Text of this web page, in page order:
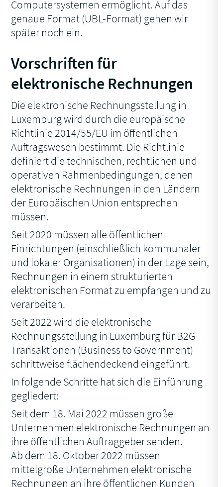
Computersystemen ermöglicht. Auf das
genaue Format (UBL-Format) gehen wir
später noch ein.
Vorschriften für
elektronische Rechnungen
Die elektronische Rechnungsstellung in
Luxemburg wird durch die europäische
Richtlinie 2014/55/EU im öffentlichen
Auftragswesen bestimmt. Die Richtlinie
definiert die technischen, rechtlichen und
operativen Rahmenbedingungen, denen
elektronische Rechnungen in den Ländern
der Europäischen Union entsprechen
müssen.
Seit 2020 müssen alle öffentlichen
Einrichtungen (einschließlich kommunaler
und lokaler Organisationen) in der Lage sein,
Rechnungen in einem strukturierten
elektronischen Format zu empfangen und zu
verarbeiten.
Seit 2022 wird die elektronische
Rechnungsstellung in Luxemburg für B2G-
Transaktionen (Business to Government)
schrittweise flächendeckend eingeführt.
In folgende Schritte hat sich die Einführung
gegliedert:
Seit dem 18. Mai 2022 müssen große
Unternehmen elektronische Rechnungen an
ihre öffentlichen Auftraggeber senden.
Ab dem 18. Oktober 2022 müssen
mittelgroße Unternehmen elektronische
Rechnungen an ihre öffentlichen Kunden